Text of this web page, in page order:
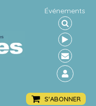
Événements
S'ABONNER